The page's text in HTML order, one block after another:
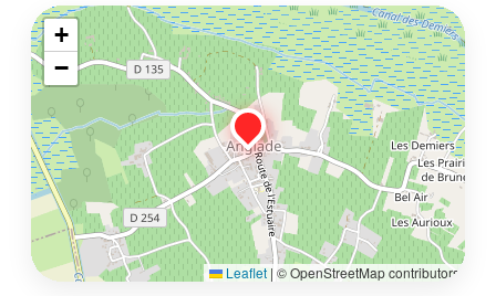
+
−
Leaflet | © OpenStreetMap contributors